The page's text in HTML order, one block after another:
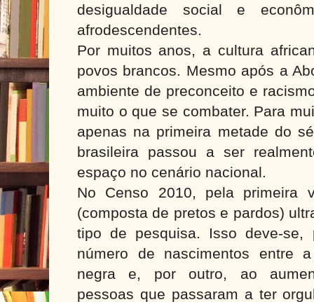
desigualdade social e
afrodescendentes.
Por muitos anos, a cultura
povos brancos. Mesmo após a
ambiente de preconceito e
muito o que se combater. Para
apenas na primeira metade do
brasileira passou a ser
espaço no cenário nacional.
No Censo 2010, pela primeira
(composta de pretos e pardos)
tipo de pesquisa. Isso deve-
número de nascimentos entre
negra e, por outro, ao
pessoas que passaram a ter